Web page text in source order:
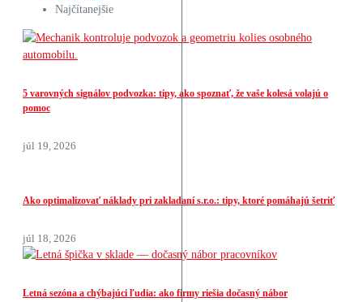
Najčítanejšie
5 varovných signálov podvozka: tipy, ako spoznať, že vaše kolesá volajú o
pomoc
júl 19, 2026
Ako optimalizovať náklady pri zakladaní s.r.o.: tipy, ktoré pomáhajú šetriť
júl 18, 2026
Letná sezóna a chýbajúci ľudia: ako firmy riešia dočasný nábor